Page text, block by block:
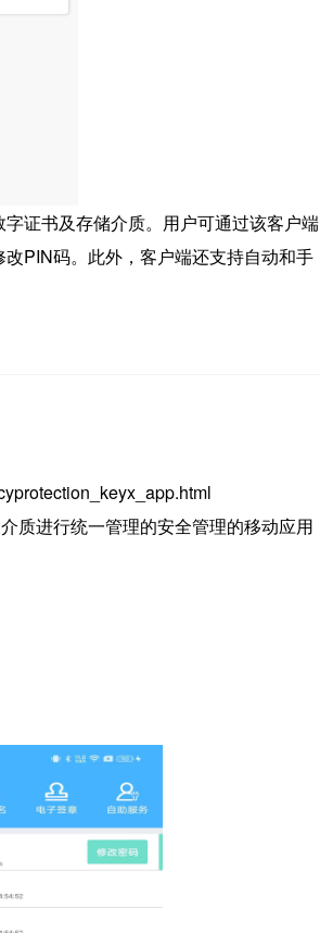
证书及存储介质。用户可通过该客户端
PIN码。此外，客户端还支持自动和手
进行统一管理的安全管理的移动应用